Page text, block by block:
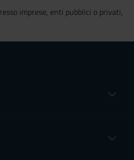
imprese, enti pubblici o privati,